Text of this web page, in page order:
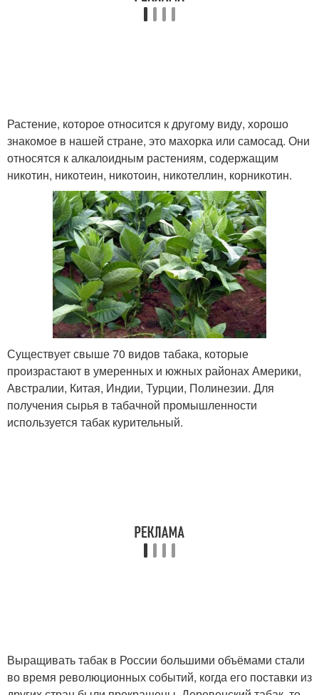
Растение, которое относится к другому виду, хорошо
знакомое в нашей стране, это махорка или самосад. Они
относятся к алкалоидным растениям, содержащим
никотин, никотеин, никотоин, никотеллин, корникотин.
Существует свыше 70 видов табака, которые
произрастают в умеренных и южных районах Америки,
Австралии, Китая, Индии, Турции, Полинезии. Для
получения сырья в табачной промышленности
используется табак курительный.
Выращивать табак в России большими объёмами стали
во время революционных событий, когда его поставки из